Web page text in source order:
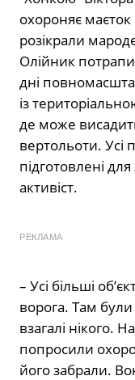
охороняє
розікрали
Олійник
дні
із
де може
вертольоти. Усі
підготовлені
активіст.
РЕКЛАМА
– Усі більші
ворога. Там були
взагалі нікого.
попросили
його забрали.